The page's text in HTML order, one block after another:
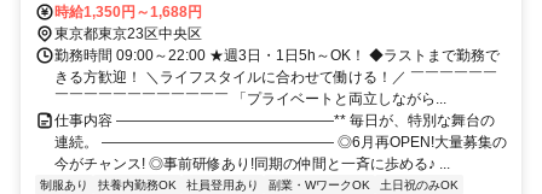
京浜東北線 東京八重洲北口徒歩約7分、東京メトロ日比谷線 人形町
A6口徒歩約16分 ■JR「東京駅」徒歩5分●東京メトロ 銀座線・東西線
「日本橋駅」直結●都営地下鉄 浅草線「日本橋駅」徒歩4分
時給1,350円～1,688円
東京都東京23区中央区
勤務時間 09:00～22:00 ★週3日・1日5h～OK！ ◆ラストまで勤務で
きる方歓迎！ ＼ライフスタイルに合わせて働ける！／ ￣￣￣￣￣￣
￣￣￣￣￣￣￣￣￣￣￣￣ 「プライベートと両立しながら...
仕事内容 ―――――――――――――――** 毎日が、特別な舞台の
連続。 ―――――――――――――――― ◎6月再OPEN!大量募集の
今がチャンス! ◎事前研修あり!同期の仲間と一斉に歩める♪ ...
制服あり 扶養内勤務OK 社員登用あり 副業・WワークOK
土日祝のみOK